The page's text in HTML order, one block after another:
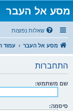
מסע אל העבר
שאלות נפוצות
מסע אל העבר עמוד
התחברות
שם משתמש:
סיסמה: